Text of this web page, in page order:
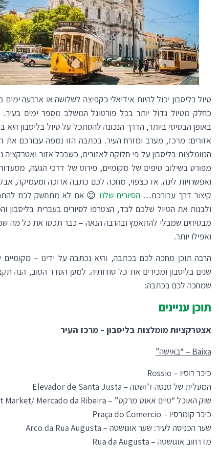
טיול בליסבון יכול להיות אידיאלי כקפיצה לשלושה או ארבעה ימים
כחלק מטיול גדול יותר בכל פורטוגל המשלב מספר ימים
אזורים: מרכז, מערב ומזרח העיר. בכתבה הזו נמפה עבורכם את
המומלצות בליסבון על פי חלוקה לאזורים, כשבכל אזור ואטרקציה
מפורט בשילוב טיפים של מקומיים, פירוט של דרכי הגעה,
ואפשרויות לינה. אז כצפוי, מחכה לכם כתבה ארוכה ומעמיקה,
קיצור דרך עבורכם… הסיורים שלנו 😊 אם לא מתחשק לכם
ולבנות את הטיול שלכם לבד, הצטרפו לסיורים בעברית בליסבון
מבטיחים שמבלי להתאמץ ובהרבה הנאה – כבר תכסו את כל מה
ואפילו יותר.
הרבה תוכן מחכה לכם בכתבה, והיא נכתבה על ידינו – מקומיים
שנים בליסבון ומכירים את כל סודותיה. למען הסדר הטוב, הנה
שמחכה לכם בכתבה:
תוכן עניינים
אצטרקציות מומלצות בליסבון – מרכז העיר
Baixa – “באישה”
כיכר רוסיו – Rossio
המעלית של סנטה ז’ושטה – Elevador de Santa Justa
שוק האוכל “טיים אאוט מרקט” – Time out Market/ Mercado da Ribeira
כיכר קומרסיו – Praça do Comercio
שער הכניסה לעיר: שער אוגושטה – Arco da Rua Augusta
מדרחוב אוגושטה – Rua da Augusta